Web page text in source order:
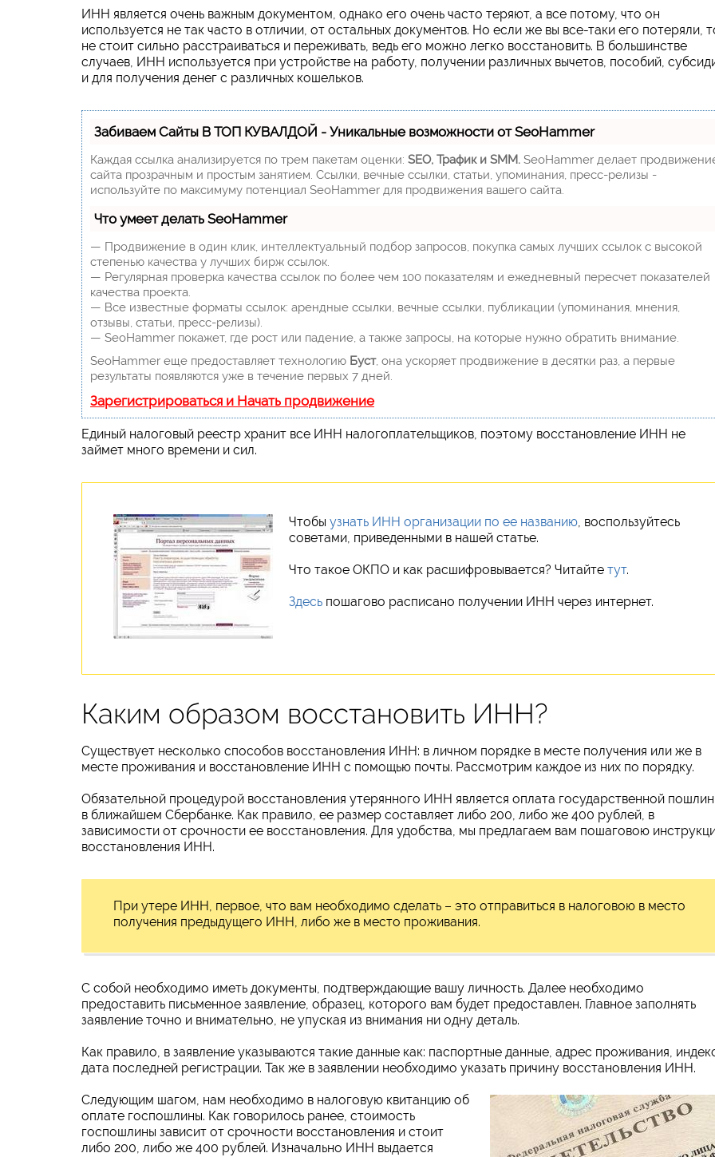
ИНН является очень важным документом, однако его очень часто теряют, а все потому, что он
используется не так часто в отличии, от остальных документов. Но если же вы все-таки его потеряли,
не стоит сильно расстраиваться и переживать, ведь его можно легко восстановить. В большинстве
случаев, ИНН используется при устройстве на работу, получении различных вычетов, пособий,
и для получения денег с различных кошельков.
Забиваем Сайты В ТОП КУВАЛДОЙ - Уникальные возможности от SeoHammer
Каждая ссылка анализируется по трем пакетам оценки: SEO, Трафик и SMM. SeoHammer делает
сайта прозрачным и простым занятием. Ссылки, вечные ссылки, статьи, упоминания, пресс-релизы -
используйте по максимуму потенциал SeoHammer для продвижения вашего сайта.
Что умеет делать SeoHammer
— Продвижение в один клик, интеллектуальный подбор запросов, покупка самых лучших ссылок с высокой
степенью качества у лучших бирж ссылок.
— Регулярная проверка качества ссылок по более чем 100 показателям и ежедневный пересчет показателей
качества проекта.
— Все известные форматы ссылок: арендные ссылки, вечные ссылки, публикации (упоминания, мнения,
отзывы, статьи, пресс-релизы).
— SeoHammer покажет, где рост или падение, а также запросы, на которые нужно обратить внимание.
SeoHammer еще предоставляет технологию Буст, она ускоряет продвижение в десятки раз, а первые
результаты появляются уже в течение первых 7 дней.
Зарегистрироваться и Начать продвижение
Единый налоговый реестр хранит все ИНН налогоплательщиков, поэтому восстановление ИНН не
займет много времени и сил.
Чтобы узнать ИНН организации по ее названию , воспользуйтесь
советами, приведенными в нашей статье.
Что такое ОКПО и как расшифровывается? Читайте тут.
Здесь пошагово расписано получении ИНН через интернет.
Каким образом восстановить ИНН?
Существует несколько способов восстановления ИНН: в личном порядке в месте получения или же в
месте проживания и восстановление ИНН с помощью почты. Рассмотрим каждое из них по порядку.
Обязательной процедурой восстановления утерянного ИНН является оплата государственной
в ближайшем Сбербанке. Как правило, ее размер составляет либо 200, либо же 400 рублей, в
зависимости от срочности ее восстановления. Для удобства, мы предлагаем вам пошаговою
восстановления ИНН.
При утере ИНН, первое, что вам необходимо сделать – это отправиться в налоговою в место
получения предыдущего ИНН, либо же в место проживания.
С собой необходимо иметь документы, подтверждающие вашу личность. Далее необходимо
предоставить письменное заявление, образец, которого вам будет предоставлен. Главное заполнять
заявление точно и внимательно, не упуская из внимания ни одну деталь.
Как правило, в заявление указываются такие данные как: паспортные данные, адрес проживания,
дата последней регистрации. Так же в заявлении необходимо указать причину восстановления ИНН.
Следующим шагом, нам необходимо в налоговую квитанцию об
оплате госпошлины. Как говорилось ранее, стоимость
госпошлины зависит от срочности восстановления и стоит
либо 200, либо же 400 рублей. Изначально ИНН выдается